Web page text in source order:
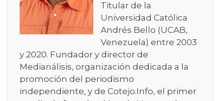
Titular de la
Universidad Católica
Andrés Bello (UCAB,
Venezuela) entre 2003
y 2020. Fundador y director de
Medianálisis, organización dedicada a la
promoción del periodismo
independiente, y de Cotejo.Info, el primer